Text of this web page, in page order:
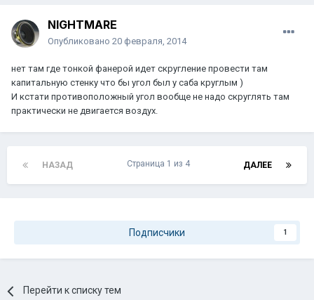
NIGHTMARE
Опубликовано 20 февраля, 2014
нет там где тонкой фанерой идет скругление провести там
капитальную стенку что бы угол был у саба круглым )
И кстати противоположный угол вообще не надо скруглять там
практически не двигается воздух.
НАЗАД ДАЛЕЕ
Страница 1 из 4
Подписчики 1
Перейти к списку тем